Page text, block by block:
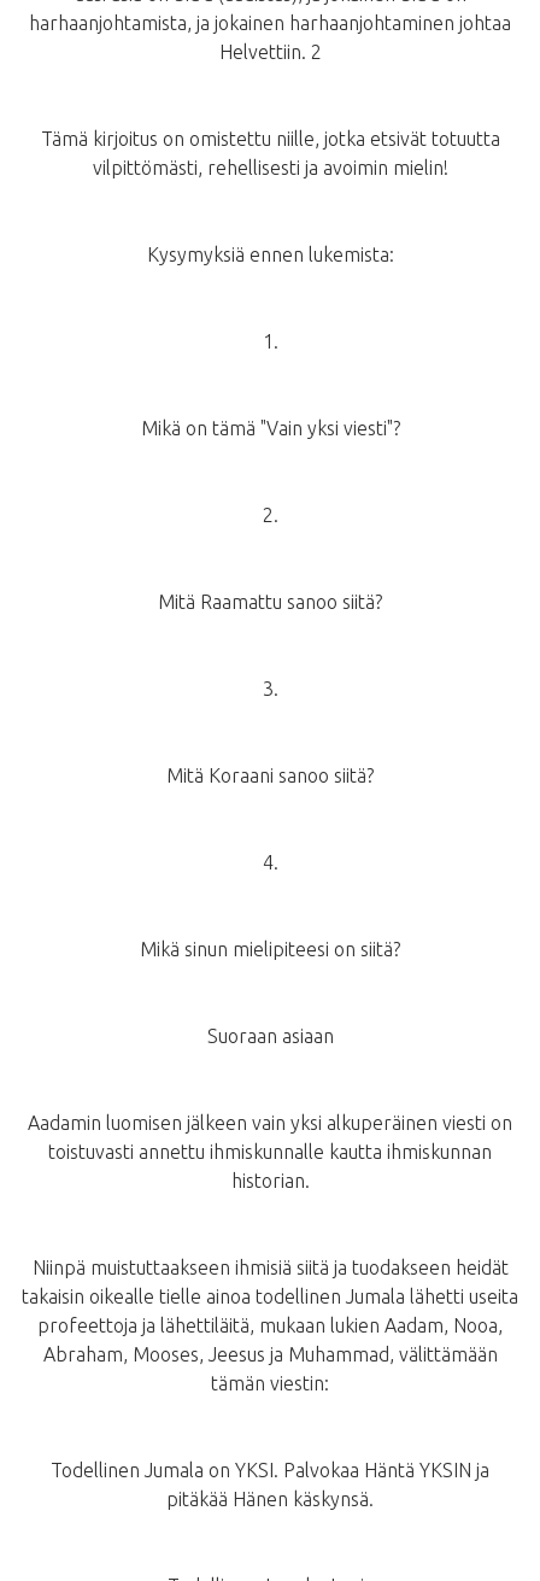
harhaanjohtamista, ja jokainen harhaanjohtaminen johtaa
Helvettiin. 2
Tämä kirjoitus on omistettu niille, jotka etsivät totuutta
vilpittömästi, rehellisesti ja avoimin mielin!
Kysymyksiä ennen lukemista:
1.
Mikä on tämä "Vain yksi viesti"?
2.
Mitä Raamattu sanoo siitä?
3.
Mitä Koraani sanoo siitä?
4.
Mikä sinun mielipiteesi on siitä?
Suoraan asiaan
Aadamin luomisen jälkeen vain yksi alkuperäinen viesti on
toistuvasti annettu ihmiskunnalle kautta ihmiskunnan
historian.
Niinpä muistuttaakseen ihmisiä siitä ja tuodakseen heidät
takaisin oikealle tielle ainoa todellinen Jumala lähetti useita
profeettoja ja lähettiläitä, mukaan lukien Aadam, Nooa,
Abraham, Mooses, Jeesus ja Muhammad, välittämään
tämän viestin:
Todellinen Jumala on YKSI. Palvokaa Häntä YKSIN ja
pitäkää Hänen käskynsä.